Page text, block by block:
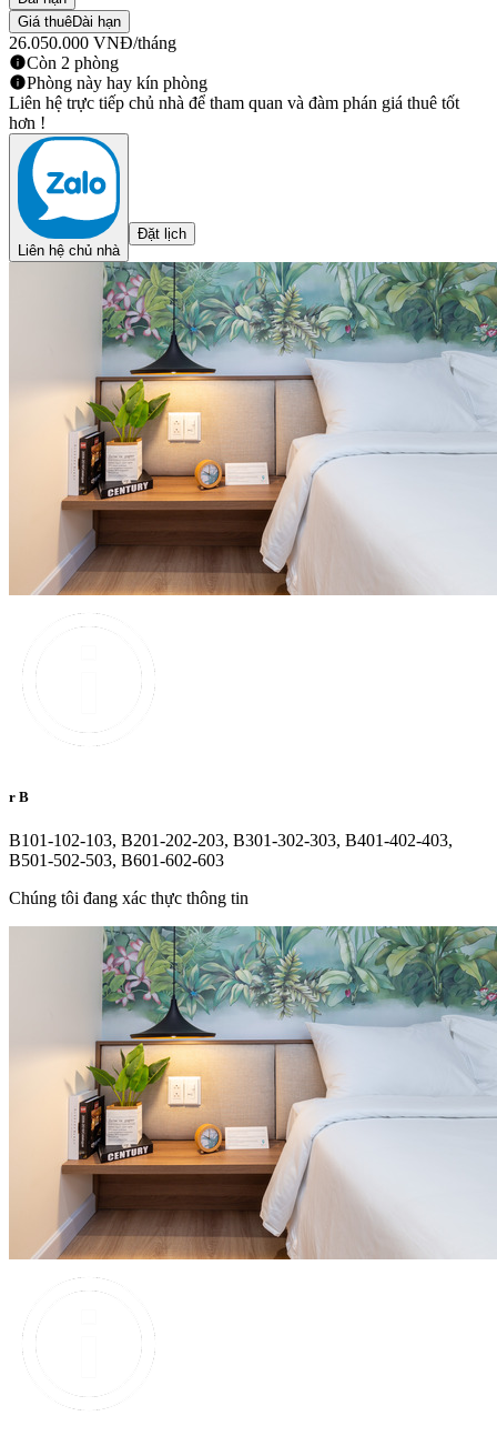
Giá thuêDài hạn
26.050.000 VNĐ/tháng
Còn 2 phòng
Phòng này hay kín phòng
Liên hệ trực tiếp chủ nhà để tham quan và đàm phán giá thuê tốt
hơn !
Liên hệ chủ nhà
Đặt lịch
r B
B101-102-103, B201-202-203, B301-302-303, B401-402-403,
B501-502-503, B601-602-603
Chúng tôi đang xác thực thông tin